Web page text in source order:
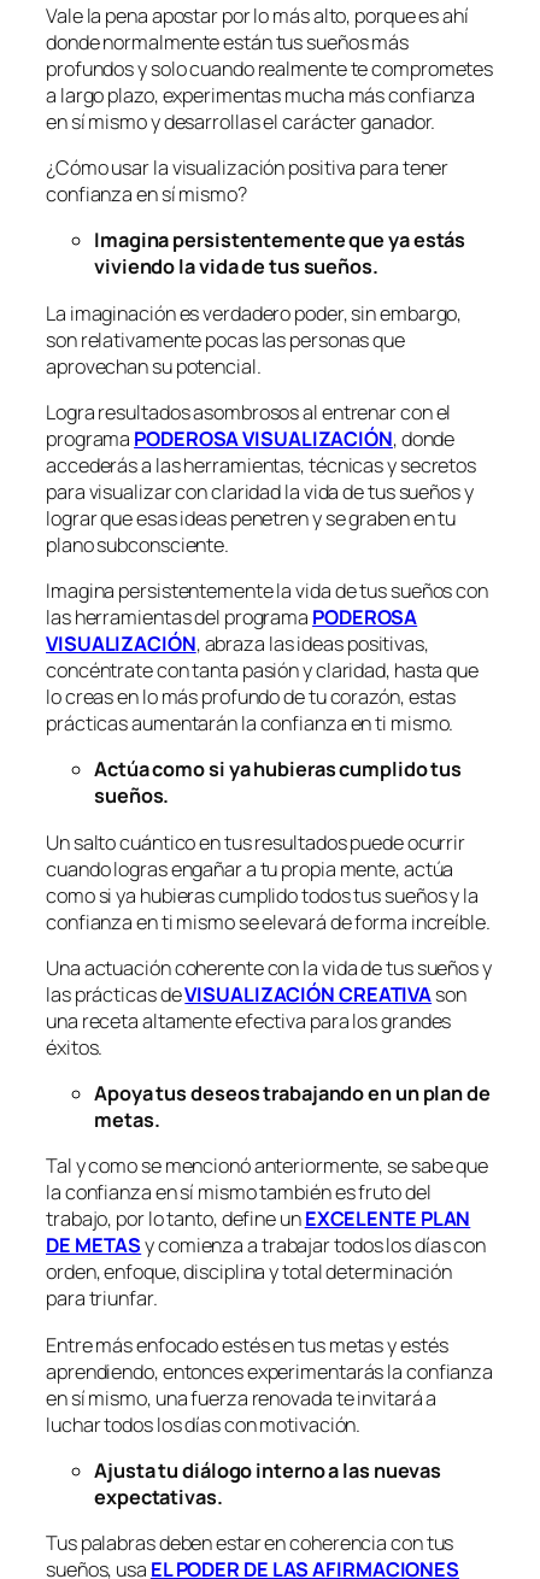
Vale la pena apostar por lo más alto, porque es ahí
donde normalmente están tus sueños más
profundos y solo cuando realmente te comprometes
a largo plazo, experimentas mucha más confianza
en sí mismo y desarrollas el carácter ganador.
¿Cómo usar la visualización positiva para tener
confianza en sí mismo?
Imagina persistentemente que ya estás
viviendo la vida de tus sueños.
La imaginación es verdadero poder, sin embargo,
son relativamente pocas las personas que
aprovechan su potencial.
Logra resultados asombrosos al entrenar con el
programa PODEROSA VISUALIZACIÓN, donde
accederás a las herramientas, técnicas y secretos
para visualizar con claridad la vida de tus sueños y
lograr que esas ideas penetren y se graben en tu
plano subconsciente.
Imagina persistentemente la vida de tus sueños con
las herramientas del programa PODEROSA
VISUALIZACIÓN, abraza las ideas positivas,
concéntrate con tanta pasión y claridad, hasta que
lo creas en lo más profundo de tu corazón, estas
prácticas aumentarán la confianza en ti mismo.
Actúa como si ya hubieras cumplido tus
sueños.
Un salto cuántico en tus resultados puede ocurrir
cuando logras engañar a tu propia mente, actúa
como si ya hubieras cumplido todos tus sueños y la
confianza en ti mismo se elevará de forma increíble.
Una actuación coherente con la vida de tus sueños y
las prácticas deVISUALIZACIÓN CREATIVAson
una receta altamente efectiva para los grandes
éxitos.
Apoya tus deseos trabajando en un plan de
metas.
Tal y como se mencionó anteriormente, se sabe que
la confianza en sí mismo también es fruto del
trabajo, por lo tanto, define unEXCELENTE PLAN
DE METASy comienza a trabajar todos los días con
orden, enfoque, disciplina y total determinación
para triunfar.
Entre más enfocado estés en tus metas y estés
aprendiendo, entonces experimentarás la confianza
en sí mismo, una fuerza renovada te invitará a
luchar todos los días con motivación.
Ajusta tu diálogo interno a las nuevas
expectativas.
Tus palabras deben estar en coherencia con tus
sueños, usa EL PODER DE LAS AFIRMACIONES